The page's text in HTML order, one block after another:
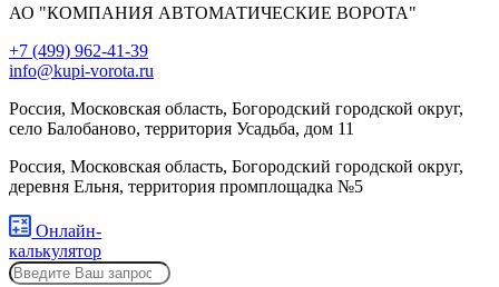
АО "КОМПАНИЯ АВТОМАТИЧЕСКИЕ ВОРОТА"
+7 (499) 962-41-39
info@kupi-vorota.ru
Россия, Московская область, Богородский городской округ,
село Балобаново, территория Усадьба, дом 11
Россия, Московская область, Богородский городской округ,
деревня Ельня, территория промплощадка №5
Онлайн-
калькулятор